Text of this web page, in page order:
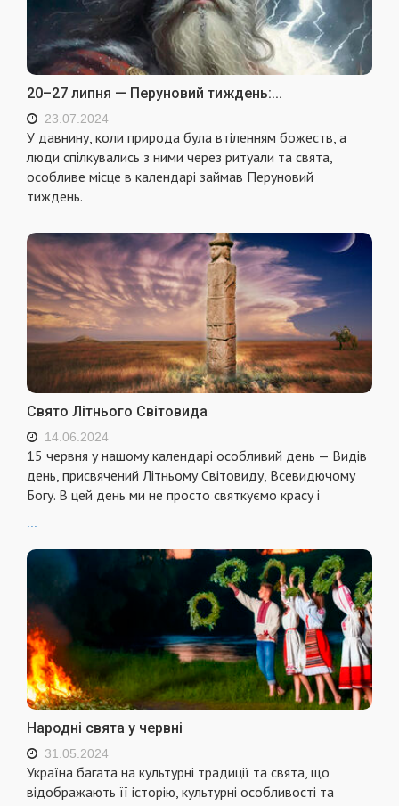
20–27 липня — Перуновий тиждень:...
23.07.2024
У давнину, коли природа була втіленням божеств, а
люди спілкувались з ними через ритуали та свята,
особливе місце в календарі займав Перуновий
тиждень.
Свято Літнього Світовида
14.06.2024
15 червня у нашому календарі особливий день — Видів
день, присвячений Літньому Світовиду, Всевидючому
Богу. В цей день ми не просто святкуємо красу і
Народні свята у червні
31.05.2024
Україна багата на культурні традиції та свята, що
відображають її історію, культурні особливості та